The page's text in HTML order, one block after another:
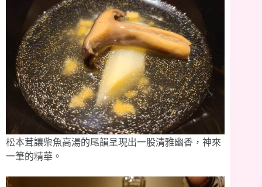
松本茸讓柴魚高湯的尾韻呈現出一股清雅幽香，神來
一筆的精華。